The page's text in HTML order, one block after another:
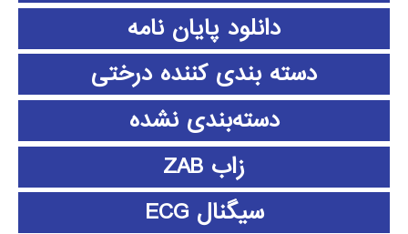
دانلود پايان نامه
دسته بندی کننده درختی
دسته‌بندی نشده
زاب ZAB
سیگنال ECG